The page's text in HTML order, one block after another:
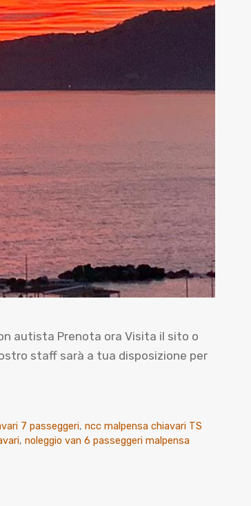
con autista Prenota ora Visita il sito o
staff sarà a tua disposizione per
7 passeggeri,ncc malpensa chiavari TS
, noleggio van 6 passeggeri malpensa